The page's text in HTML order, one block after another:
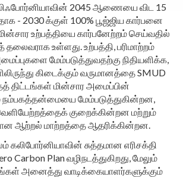
2045 ஆணையை விட 15
- 2030 க்குள் 100% பூஜ்ஜிய கார்பனை
உற்பத்தியை கார்பனேற்றம் செய்வதில்
தலைவராக உள்ளது. உற்பத்தி, பரிமாற்றம்
மேம்படுத்துவதற்கு நிதியளிக்க,
கிடைக்கும் வருமானத்தை SMUD
திட்டங்கள் மின்சார அமைப்பின்
நம்பகத்தன்மையை மேம்படுத்துகின்றன,
குறைக்கின்றன மற்றும்
ஆற்றல் மாற்றத்தை ஆதரிக்கின்றன.
கலிபோர்னியாவின் சுத்தமான எரிசக்தி
Carbon Plan வழிநடத்துகிறது, மேலும்
அனைத்து வாடிக்கையாளர்களுக்கும்